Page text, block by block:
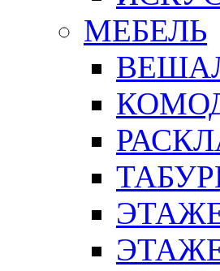
МЕБЕЛЬ